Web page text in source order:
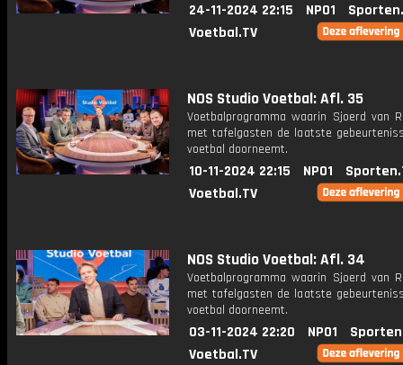
24-11-2024 22:15 NPO1
Voetbal.TV
NOS Studio Voetbal: Afl. 35
Voetbalprogramma waarin Sjoerd van
met tafelgasten de laatste
voetbal doorneemt.
10-11-2024 22:15 NPO1
Voetbal.TV
NOS Studio Voetbal: Afl. 34
Voetbalprogramma waarin Sjoerd van
met tafelgasten de laatste
voetbal doorneemt.
03-11-2024 22:20 NPO1
Voetbal.TV